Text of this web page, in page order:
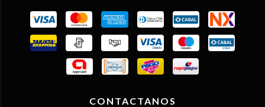
CONTACTANOS